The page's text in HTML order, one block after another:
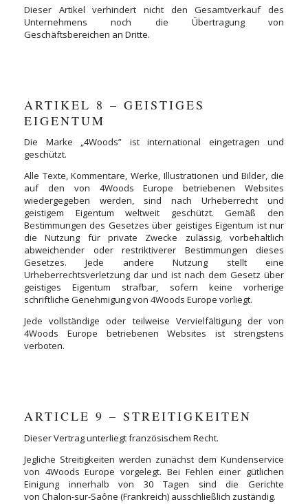
Dieser Artikel verhindert nicht den Gesamtverkauf des
Unternehmens noch die Übertragung von
Geschäftsbereichen an Dritte.
ARTIKEL 8 – GEISTIGES
EIGENTUM
Die Marke „4Woods” ist international eingetragen und
geschützt.
Alle Texte, Kommentare, Werke, Illustrationen und Bilder, die
auf den von 4Woods Europe betriebenen Websites
wiedergegeben werden, sind nach Urheberrecht und
geistigem Eigentum weltweit geschützt. Gemäß den
Bestimmungen des Gesetzes über geistiges Eigentum ist nur
die Nutzung für private Zwecke zulässig, vorbehaltlich
abweichender oder restriktiverer Bestimmungen dieses
Gesetzes. Jede andere Nutzung stellt eine
Urheberrechtsverletzung dar und ist nach dem Gesetz über
geistiges Eigentum strafbar, sofern keine vorherige
schriftliche Genehmigung von 4Woods Europe vorliegt.
Jede vollständige oder teilweise Vervielfältigung der von
4Woods Europe betriebenen Websites ist strengstens
verboten.
ARTICLE 9 – STREITIGKEITEN
Dieser Vertrag unterliegt französischem Recht.
Jegliche Streitigkeiten werden zunächst dem Kundenservice
von 4Woods Europe vorgelegt. Bei Fehlen einer gütlichen
Einigung innerhalb von 30 Tagen sind die Gerichte
von Chalon-sur-Saône (Frankreich) ausschließlich zuständig.